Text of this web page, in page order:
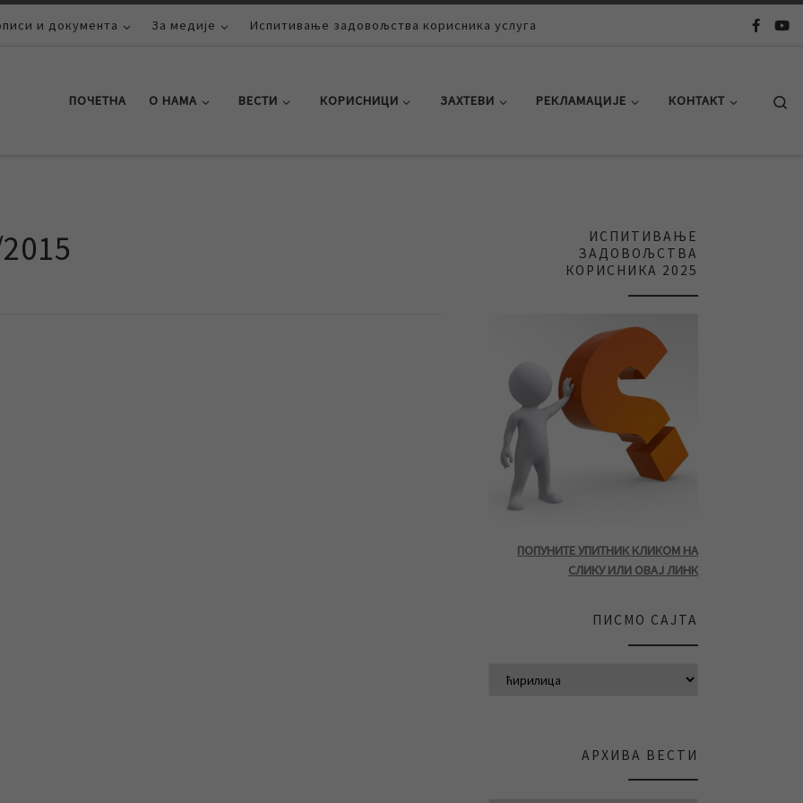
и документа За медије Испитивање задовољства корисника услуга
ПОЧЕТНА О НАМА ВЕСТИ КОРИСНИЦИ ЗАХТЕВИ РЕКЛАМАЦИЈЕ КОНТАКТ
ИСПИТИВАЊЕ
ЗАДОВОЉСТВА
КОРИСНИКА 2025
ПОПУНИТЕ УПИТНИК КЛИКОМ НА
СЛИКУ ИЛИ ОВАЈ ЛИНК
ПИСМО САЈТА
АРХИВА ВЕСТИ